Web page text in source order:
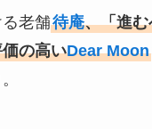
老舗待庵、「進
の高いDear Moon